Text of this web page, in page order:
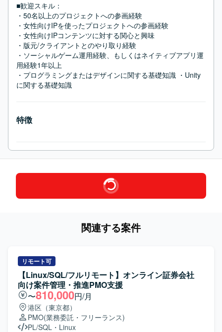
■歓迎スキル：
・50名以上のプロジェクトへの参画経験
・女性向けIPを使ったプロジェクトへの参画経験
・女性向けIPコンテンツに対する関心と興味
・版元/クライアントとのやり取り経験
・ソーシャルゲーム運用経験、もしくはネイティブアプリ運
用経験1年以上
・プログラミングまたはデザインに関する基礎知識 ・Unity
に関する基礎知識
特徴
関連する案件
リモート可
【Linux/SQL/フルリモート】オンライン証券会社
向け案件管理・推進PMO支援
〜810,000円/月
港区（東京都）
PMO(業務委託・フリーランス)
PL/SQL ・ Linux